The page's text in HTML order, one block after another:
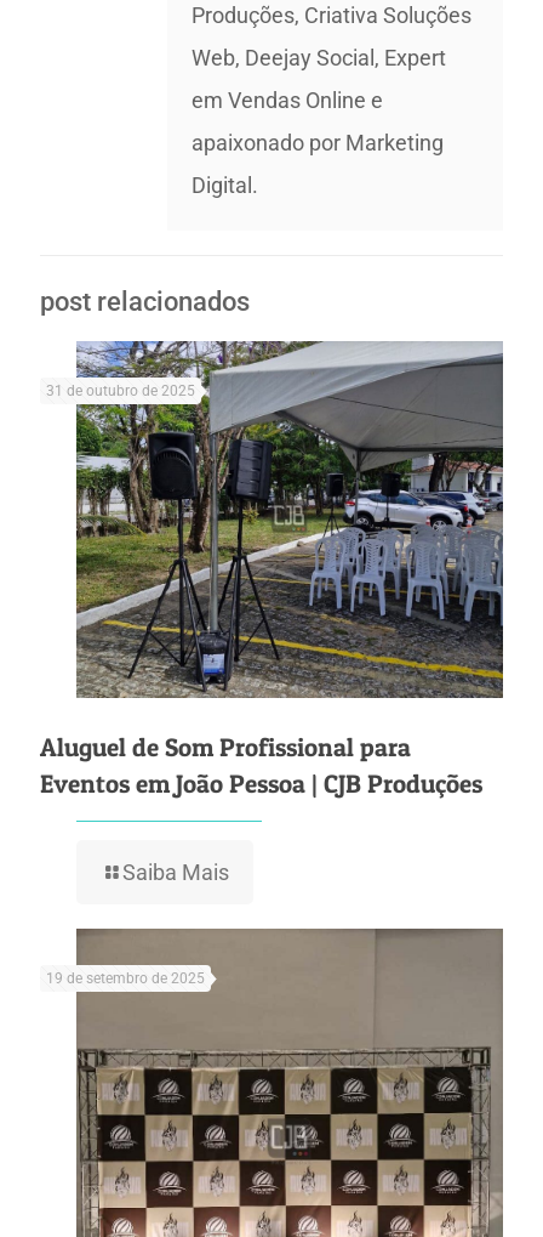
Produções, Criativa Soluções
Web, Deejay Social, Expert
em Vendas Online e
apaixonado por Marketing
Digital.
post relacionados
31 de outubro de 2025
Aluguel de Som Profissional para
Eventos em João Pessoa | CJB Produções
Saiba Mais
19 de setembro de 2025